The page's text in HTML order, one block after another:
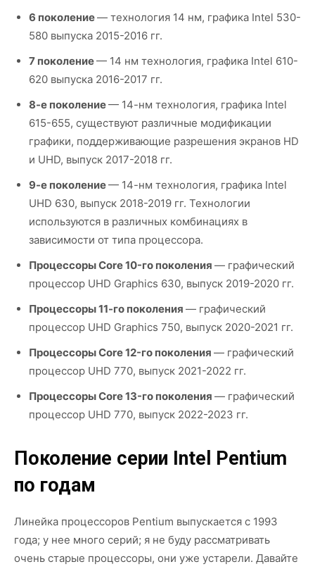
6 поколение— технология 14 нм, графика Intel 530-
580 выпуска 2015-2016 гг.
7 поколение— 14 нм технология, графика Intel 610-
620 выпуска 2016-2017 гг.
8-е поколение— 14-нм технология, графика Intel
615-655, существуют различные модификации
графики, поддерживающие разрешения экранов HD
и UHD, выпуск 2017-2018 гг.
9-е поколение— 14-нм технология, графика Intel
UHD 630, выпуск 2018-2019 гг. Технологии
используются в различных комбинациях в
зависимости от типа процессора.
Процессоры Core 10-го поколения — графический
процессор UHD Graphics 630, выпуск 2019-2020 гг.
Процессоры 11-го поколения — графический
процессор UHD Graphics 750, выпуск 2020-2021 гг.
Процессоры Core 12-го поколения — графический
процессор UHD 770, выпуск 2021-2022 гг.
Процессоры Core 13-го поколения — графический
процессор UHD 770, выпуск 2022-2023 гг.
Поколение серии Intel Pentium
по годам
Линейка процессоров Pentium выпускается с 1993
года; у нее много серий; я не буду рассматривать
очень старые процессоры, они уже устарели. Давайте